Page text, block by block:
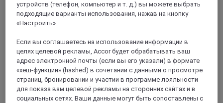
устройств (телефон, компьютер и т. д.) вы можете выбрать
подходящие варианты использования, нажав на кнопку
«Настроить».
Если вы соглашаетесь на использование информации в
целях целевой рекламы, Accor будет обрабатывать ваш
адрес электронной почты (если вы его указали) в формате
«хеш-функции» (hashed) в сочетании с данными о просмотре
страниц, бронировании и участии в программе лояльности
для показа вам целевой рекламы на сторонних сайтах и в
социальных сетях. Ваши данные могут быть сопоставлены с